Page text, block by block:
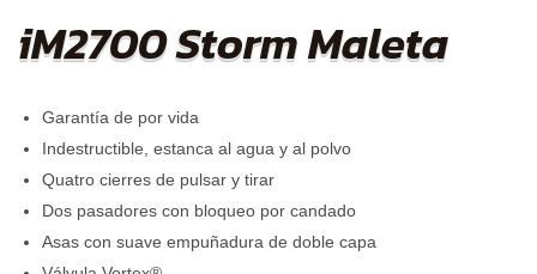
iM2700 Storm Maleta
Garantía de por vida
Indestructible, estanca al agua y al polvo
Quatro cierres de pulsar y tirar
Dos pasadores con bloqueo por candado
Asas con suave empuñadura de doble capa